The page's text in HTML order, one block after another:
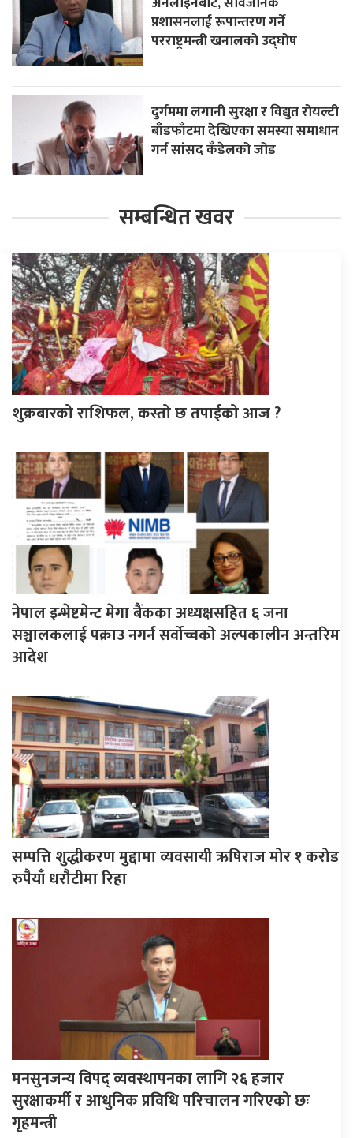
प्रशासनलाई रूपान्तरण गर्ने
परराष्ट्रमन्त्री खनालको उद्घोष
दुर्गममा लगानी सुरक्षा र विद्युत रोयल्टी
बाँडफाँटमा देखिएका समस्या समाधान
गर्न सांसद कँडेलको जोड
सम्बन्धित खवर
शुक्रबारको राशिफल, कस्तो छ तपाईको आज ?
नेपाल इन्भेष्टमेन्ट मेगा बैंकका अध्यक्षसहित ६ जना
सञ्चालकलाई पक्राउ नगर्न सर्वोच्चको अल्पकालीन अन्तरिम
आदेश
सम्पत्ति शुद्धीकरण मुद्दामा व्यवसायी ऋषिराज मोर १ करोड
रुपैयाँ धरौटीमा रिहा
मनसुनजन्य विपद् व्यवस्थापनका लागि २६ हजार
सुरक्षाकर्मी र आधुनिक प्रविधि परिचालन गरिएको छः
गृहमन्त्री